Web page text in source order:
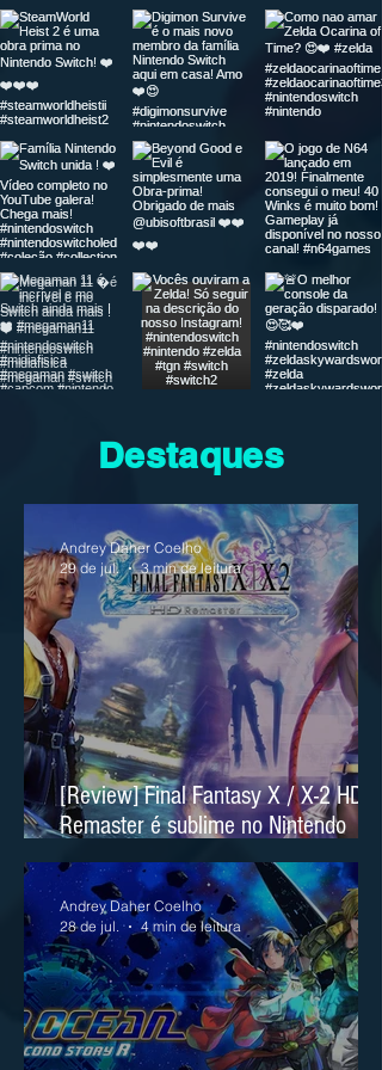
Destaques
[Review] Final Fantasy X / X-2 HD
Remaster é sublime no Nintendo
Switch 2
Andrey Daher Coelho
29 de jul.
3 min de leitura
Andrey Daher Coelho
28 de jul.
4 min de leitura